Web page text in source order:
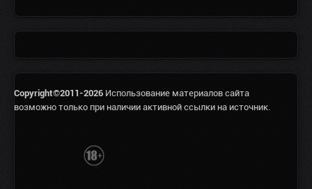
Copyright©2011-2026 Использование материалов сайта
возможно только при наличии активной ссылки на источник.